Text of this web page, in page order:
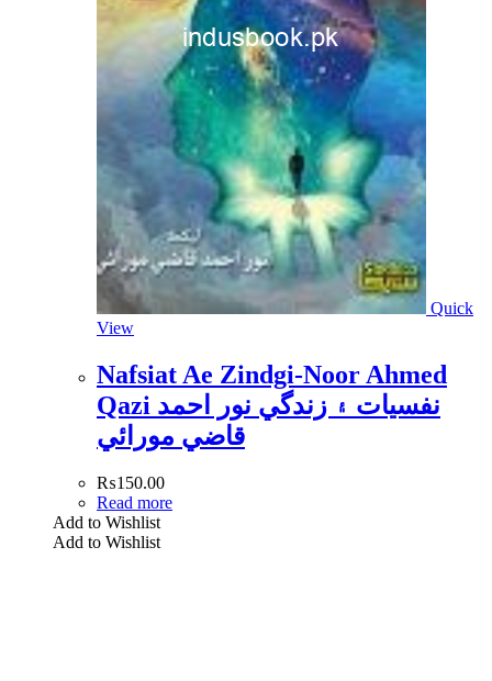
Quick
View
Nafsiat Ae Zindgi-Noor Ahmed
Qazi نفسيات ۽ زندگي نور احمد
قاضي مورائي
₨150.00
Read more
Add to Wishlist
Add to Wishlist